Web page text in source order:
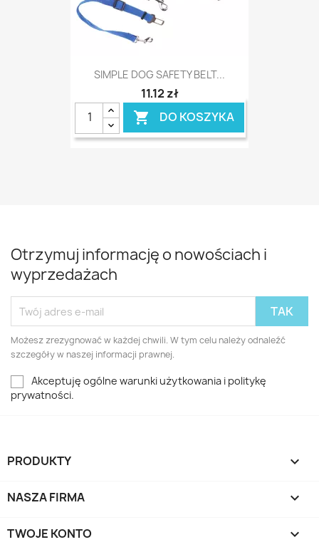
SIMPLE DOG SAFETY BELT...
11,12 zł
 DO KOSZYKA
Otrzymuj informację o nowościach i
wyprzedażach
Możesz zrezygnować w każdej chwili. W tym celu należy odnaleźć
szczegóły w naszej informacji prawnej.
Akceptuję ogólne warunki użytkowania i politykę
prywatności.
PRODUKTY 
NASZA FIRMA 
TWOJE KONTO 